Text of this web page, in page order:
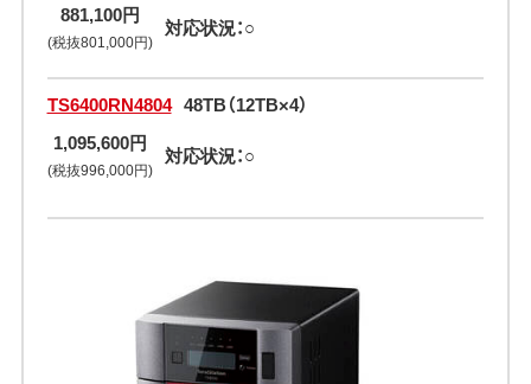
881,100円
(税抜801,000円)
対応状況：○
TS6400RN4804 48TB（12TB×4）
1,095,600円
(税抜996,000円)
対応状況：○